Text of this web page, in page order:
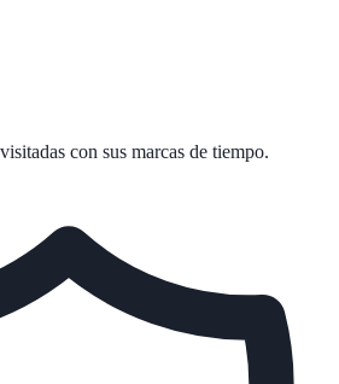
con sus marcas de tiempo.